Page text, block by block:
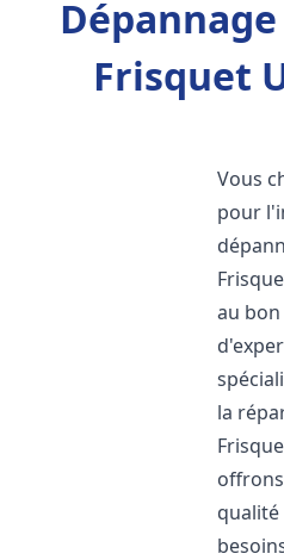
Frisquet
Vous
pour
au
la